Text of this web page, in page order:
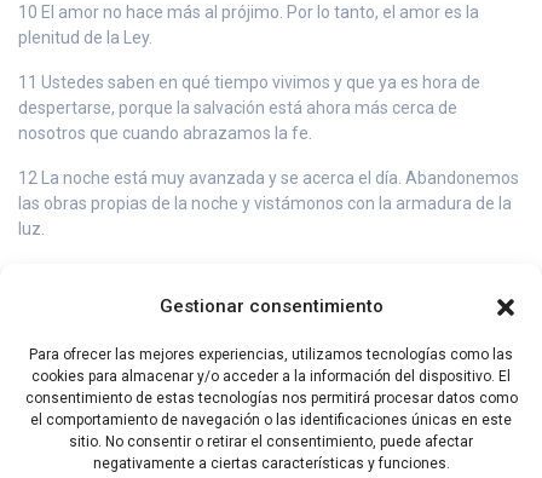
Gestionar consentimiento
Para ofrecer las mejores experiencias, utilizamos tecnologías como las
cookies para almacenar y/o acceder a la información del dispositivo. El
consentimiento de estas tecnologías nos permitirá procesar datos como
el comportamiento de navegación o las identificaciones únicas en este
sitio. No consentir o retirar el consentimiento, puede afectar
negativamente a ciertas características y funciones.
10 El amor no hace más al prójimo. Por lo tanto, el amor es la
plenitud de la Ley.
11 Ustedes saben en qué tiempo vivimos y que ya es hora de
despertarse, porque la salvación está ahora más cerca de
nosotros que cuando abrazamos la fe.
12 La noche está muy avanzada y se acerca el día. Abandonemos
las obras propias de la noche y vistámonos con la armadura de la
luz.
en la comida y en la bebida, basta de lujuria y libertinaje, no más
14 Por el contrario, revístanse del Señor Jesucristo, y no se
preocupen por satisfacer los deseos de la carne.